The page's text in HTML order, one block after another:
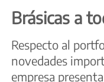
Brásicas a
Respecto al
novedades
empresa